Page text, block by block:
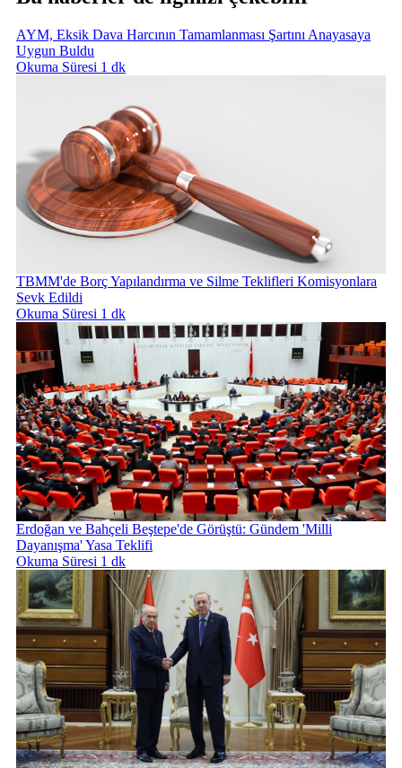
AYM, Eksik Dava Harcının Tamamlanması Şartını Anayasaya
Uygun Buldu
Okuma Süresi 1 dk
TBMM'de Borç Yapılandırma ve Silme Teklifleri Komisyonlara
Sevk Edildi
Okuma Süresi 1 dk
Erdoğan ve Bahçeli Beştepe'de Görüştü: Gündem 'Milli
Dayanışma' Yasa Teklifi
Okuma Süresi 1 dk